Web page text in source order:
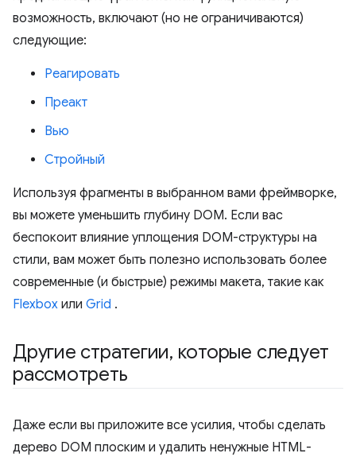
возможность, включают (но не ограничиваются)
следующие:
Реагировать
Преакт
Вью
Стройный
Используя фрагменты в выбранном вами фреймворке,
вы можете уменьшить глубину DOM. Если вас
беспокоит влияние уплощения DOM-структуры на
стили, вам может быть полезно использовать более
современные (и быстрые) режимы макета, такие как
Flexbox или Grid .
Другие стратегии, которые следует
рассмотреть
Даже если вы приложите все усилия, чтобы сделать
дерево DOM плоским и удалить ненужные HTML-